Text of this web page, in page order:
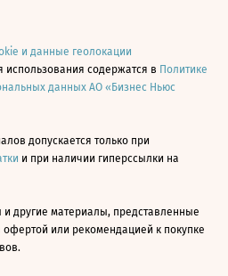
и данные геолокации
использования содержатся в Политике
данных АО «Бизнес Ньюс
допускается только при
и при наличии гиперссылки на
и другие материалы, представленные
или рекомендацией к покупке